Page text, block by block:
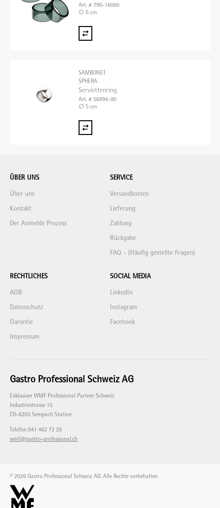
Art. # 790-16000
∅ 6 cm
SAMBONET
SPHERA
Serviettenring
Art. # 56994-00
∅ 5 cm
ÜBER UNS
Über uns
Kontakt
Der Anmelde Prozess
SERVICE
Versandkosten
Lieferung
Zahlung
Rückgabe
FAQ - (Häufig gestellte Fragen)
RECHTLICHES
AGB
Datenschutz
Garantie
Impressum
SOCIAL MEDIA
LinkedIn
Instagram
Facebook
Gastro Professional Schweiz AG
Exklusiver WMF Professional Partner Schweiz
Industriestrasse 15
CH-6203 Sempach Station
Telefon 041 462 72 20
wmf@gastro-professional.ch
© 2026 Gastro Professional Schweiz AG. Alle Rechte vorbehalten